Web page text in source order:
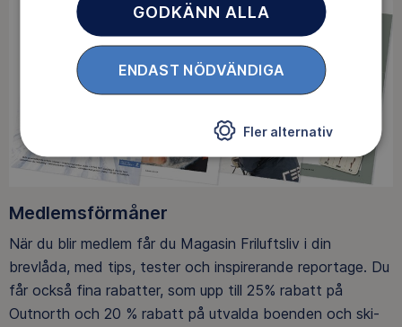
Medlemsförmåner
När du blir medlem får du Magasin Friluftsliv i din
brevlåda, med tips, tester och inspirerande reportage. Du
får också fina rabatter, som upp till 25% rabatt på
Outnorth och 20 % rabatt på utvalda boenden och ski-
GODKÄNN ALLA
ENDAST NÖDVÄNDIGA
Fler alternativ